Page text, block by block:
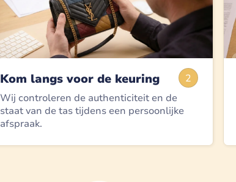
2
Kom langs voor de keuring
Wij controleren de authenticiteit en de
staat van de tas tijdens een persoonlijke
afspraak.